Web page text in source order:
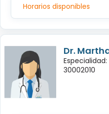
Horarios disponibles
Dr.
30002010